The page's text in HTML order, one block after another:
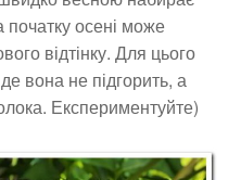
початку осені може
відтінку. Для цього
вона не підгорить, а
Експериментуйте)